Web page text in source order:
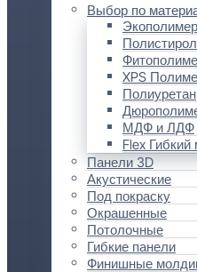
Выбор по
Экополимер
Полистирол
XPS
Полиуретан
МДФ и ЛДФ
Flex Гибкий
Панели 3D
Акустические
Под покраску
Окрашенные
Потолочные
Гибкие панели
Финишные